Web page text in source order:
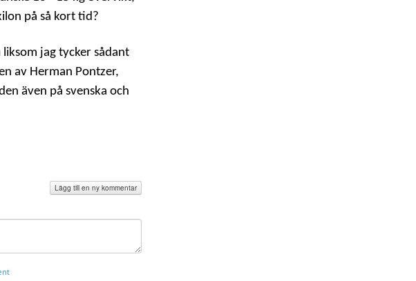
på så kort tid?
jag tycker sådant
av Herman Pontzer,
även på svenska och
Lägg till en ny kommentar